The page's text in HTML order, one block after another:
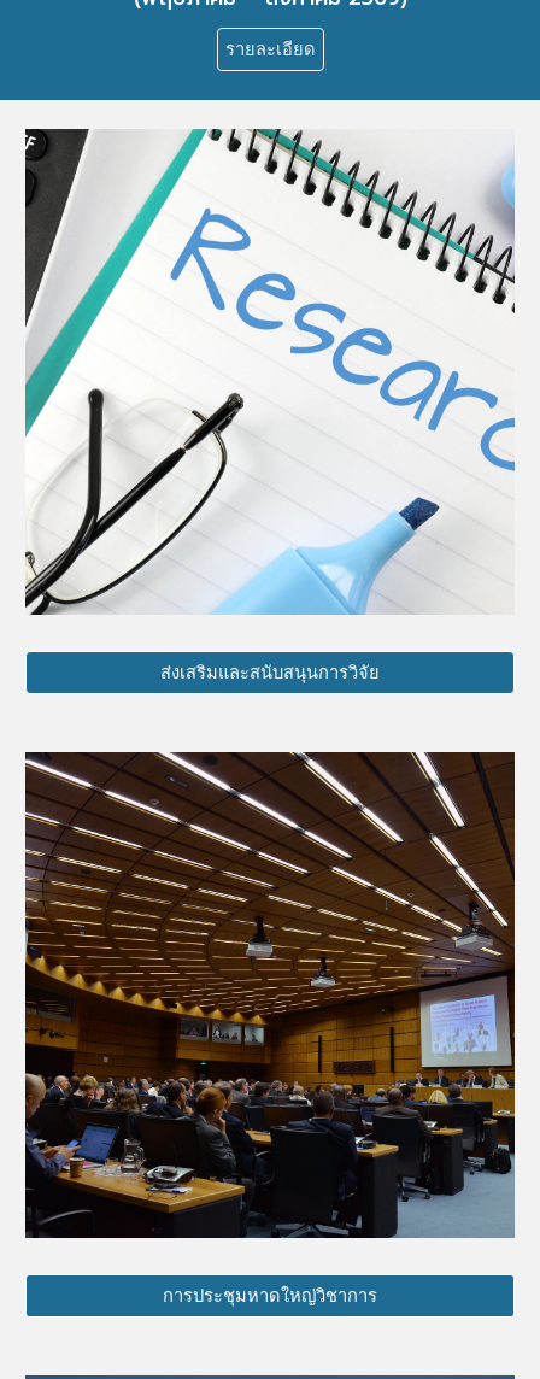
รายละเอียด
ส่งเสริมและสนับสนุนการวิจัย
การประชุมหาดใหญ่วิชาการ